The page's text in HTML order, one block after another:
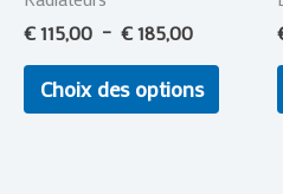
€115,00 – €185,00
Choix des options
page